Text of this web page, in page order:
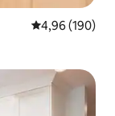
Gemiddelde
4,96 (190)